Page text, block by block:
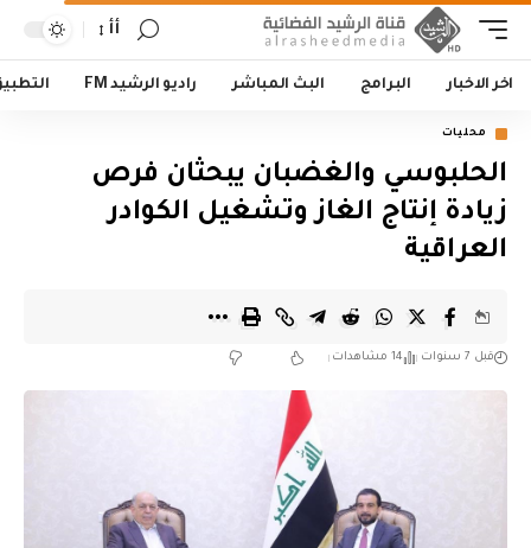
أأ
اخر الاخبار البرامج البث المباشر راديو الرشيد FM
محليات
الحلبوسي والغضبان يبحثان فرص
زيادة إنتاج الغاز وتشغيل الكوادر
العراقية
قبل 7 سنوات 14 مشاهدات